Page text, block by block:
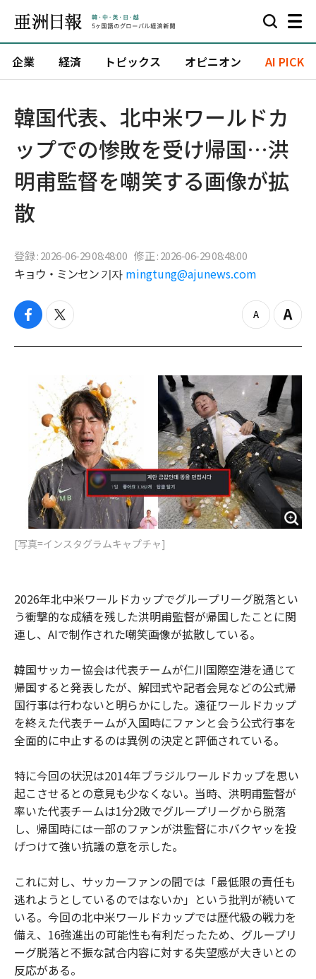
企業 経済 トピックス オピニオン AI PICK
韓国代表、北中米ワールドカ
ップでの惨敗を受け帰国…洪
明甫監督を嘲笑する画像が拡
散
登録 : 2026-06-29 08:48:00 修正 : 2026-06-29 08:48:00
キョウ・ミンセン 기자 mingtung@ajunews.com
f
c
t
i
t
e
r
z
o
o
u
t
Z
o
i
n
[写真=インスタグラムキャプチャ]
2026年北中米ワールドカップでグループリーグ脱落とい
う衝撃的な成績を残した洪明甫監督が帰国したことに関
連し、AIで制作された嘲笑画像が拡散している。
韓国サッカー協会は代表チームが仁川国際空港を通じて
帰国すると発表したが、解団式や記者会見などの公式帰
国行事は行わないと明らかにした。遠征ワールドカップ
を終えた代表チームが入国時にファンと会う公式行事を
全面的に中止するのは異例の決定と評価されている。
特に今回の状況は2014年ブラジルワールドカップを思い
起こさせるとの意見も少なくない。当時、洪明甫監督が
率いた代表チームは1分2敗でグループリーグから脱落
し、帰国時には一部のファンが洪監督にホバクヤッを投
げつけて強い抗議の意を示した。
これに対し、サッカーファンの間では「最低限の責任も
逃れようとしているのではないか」という批判が続いて
いる。今回の北中米ワールドカップでは歴代級の戦力を
備え、16強進出の可能性も有利だったため、グループリ
ーグ脱落と不振な試合内容に対する失望感が大きいとの
反応がある。